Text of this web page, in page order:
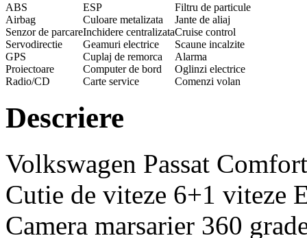
ABS ESP
Filtru de particule
Airbag
Culoare metalizata
Jante de aliaj
Senzor de parcareInchidere centralizataCruise control
Servodirectie
Geamuri electrice
Scaune incalzite
GPS
Cuplaj de remorca
Alarma
Proiectoare
Computer de bord
Oglinzi electrice
Radio/CD
Carte service Comenzi volan
Descriere
Volkswagen Passat
Cutie de viteze 6+1 viteze
Camera marsarier 360